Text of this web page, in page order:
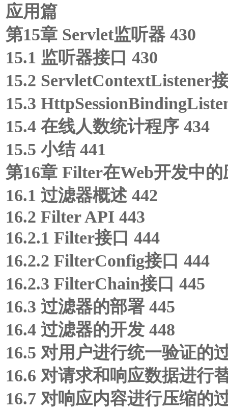
应用篇
第15章 Servlet监听器 430
15.1 监听器接口 430
15.2 ServletContextListener
15.3
15.4 在线人数统计程序 434
15.5 小结 441
第16章 Filter在Web开发中的
16.1 过滤器概述 442
16.2 Filter API 443
16.2.1 Filter接口 444
16.2.2 FilterConfig接口 444
16.2.3 FilterChain接口 445
16.3 过滤器的部署 445
16.4 过滤器的开发 448
16.5 对用户进行统一验证的
16.6 对请求和响应数据进行
16.7 对响应内容进行压缩的